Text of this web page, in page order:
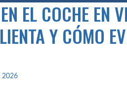
EL COCHE EN
Y CÓMO
2026